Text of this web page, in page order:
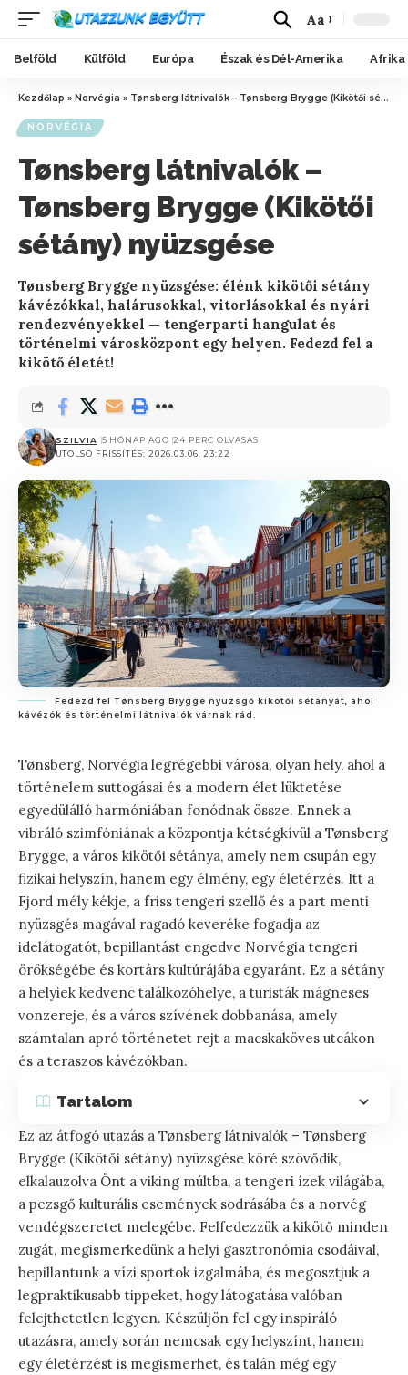
Aa
Belföld Külföld Európa Észak és Dél-Amerika Afrika
Kezdőlap » Norvégia » Tønsberg látnivalók – Tønsberg Brygge (Kikötői sétány) nyüzsgése
NORVÉGIA
Tønsberg látnivalók –
Tønsberg Brygge (Kikötői
sétány) nyüzsgése
Tønsberg Brygge nyüzsgése: élénk kikötői sétány
kávézókkal, halárusokkal, vitorlásokkal és nyári
rendezvényekkel — tengerparti hangulat és
történelmi városközpont egy helyen. Fedezd fel a
kikötő életét!
UTOLSÓ FRISSÍTÉS: 2026.03.06. 23:22
SZILVIA 5 HÓNAP AGO 24 PERC OLVASÁS
Fedezd fel Tønsberg Brygge nyüzsgő kikötői sétányát, ahol
kávézók és történelmi látnivalók várnak rád.
Tønsberg, Norvégia legrégebbi városa, olyan hely, ahol a
történelem suttogásai és a modern élet lüktetése
egyedülálló harmóniában fonódnak össze. Ennek a
vibráló szimfóniának a központja kétségkívül a Tønsberg
Brygge, a város kikötői sétánya, amely nem csupán egy
fizikai helyszín, hanem egy élmény, egy életérzés. Itt a
Fjord mély kékje, a friss tengeri szellő és a part menti
nyüzsgés magával ragadó keveréke fogadja az
idelátogatót, bepillantást engedve Norvégia tengeri
örökségébe és kortárs kultúrájába egyaránt. Ez a sétány
a helyiek kedvenc találkozóhelye, a turisták mágneses
vonzereje, és a város szívének dobbanása, amely
számtalan apró történetet rejt a macskaköves utcákon
és a teraszos kávézókban.
Tartalom
Ez az átfogó utazás a Tønsberg látnivalók – Tønsberg
Brygge (Kikötői sétány) nyüzsgése köré szövődik,
elkalauzolva Önt a viking múltba, a tengeri ízek világába,
a pezsgő kulturális események sodrásába és a norvég
vendégszeretet melegébe. Felfedezzük a kikötő minden
zugát, megismerkedünk a helyi gasztronómia csodáival,
bepillantunk a vízi sportok izgalmába, és megosztjuk a
legpraktikusabb tippeket, hogy látogatása valóban
felejthetetlen legyen. Készüljön fel egy inspiráló
utazásra, amely során nemcsak egy helyszínt, hanem
egy életérzést is megismerhet, és talán még egy